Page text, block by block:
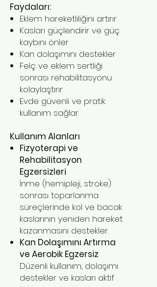
Faydaları:
Eklem hareketliliğini artırır
Kasları güçlendirir ve güç
kaybını önler
Kan dolaşımını destekler
Felç ve eklem sertliği
sonrası rehabilitasyonu
kolaylaştırır
Evde güvenli ve pratik
kullanım sağlar
Kullanım Alanları
Fizyoterapi ve
Rehabilitasyon
Egzersizleri
İnme (hemipleji, stroke)
sonrası toparlanma
süreçlerinde kol ve bacak
kaslarının yeniden hareket
kazanmasını destekler.
Kan Dolaşımını Artırma
ve Aerobik Egzersiz
Düzenli kullanım, dolaşımı
destekler ve kasları aktif